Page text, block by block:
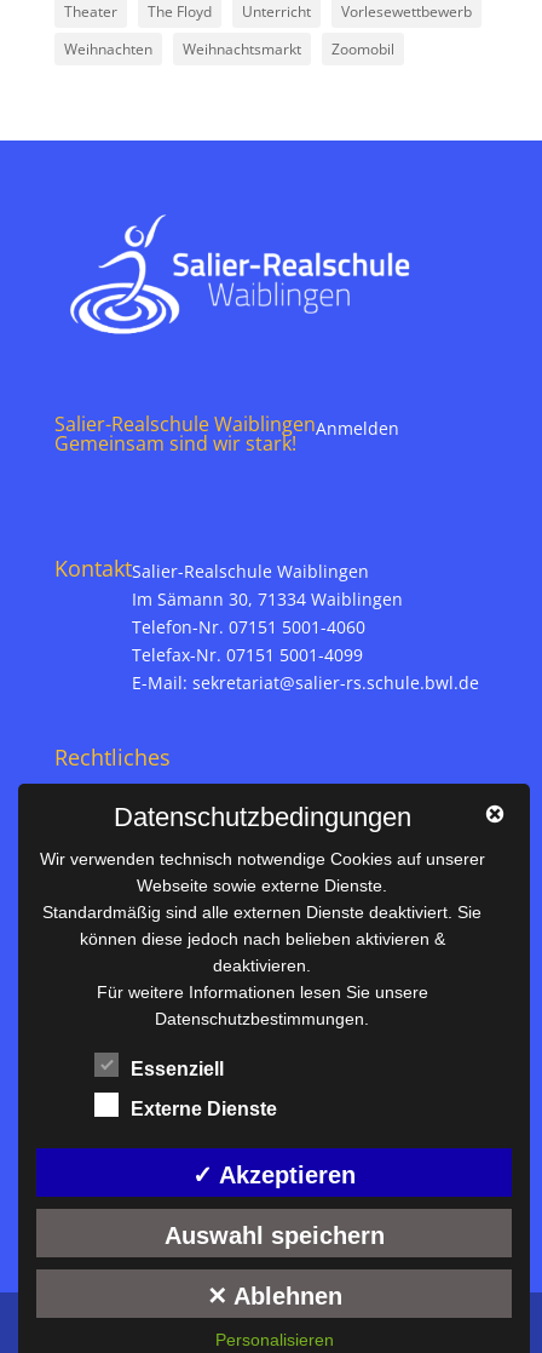
Theater
The Floyd Unterricht
Vorlesewettbewerb
Weihnachten
Weihnachtsmarkt Zoomobil
Salier-Realschule Waiblingen
Gemeinsam sind wir stark!
Anmelden
KontaktSalier-Realschule Waiblingen
Im Sämann 30, 71334 Waiblingen
Telefon-Nr. 07151 5001-4060
Telefax-Nr. 07151 5001-4099
E-Mail: sekretariat@salier-rs.schule.bwl.de
Rechtliches
Datenschutz
Nützliches
Vertretungsplan
Unterrichtszeiten
Downloadbereich
Terminkalender
Termine AKTUELL
Anfahrt/Kontakt
Konzeption und technische Umsetzung:ckDIALOG©
Datenschutzbedingungen
Wir verwenden technisch notwendige Cookies auf unserer
Webseite sowie externe Dienste.
Standardmäßig sind alle externen Dienste deaktiviert. Sie
können diese jedoch nach belieben aktivieren &
deaktivieren.
Für weitere Informationen lesen Sie unsere
Datenschutzbestimmungen.
Essenziell
Externe Dienste
✓ Akzeptieren
Auswahl speichern
✕ Ablehnen
Personalisieren